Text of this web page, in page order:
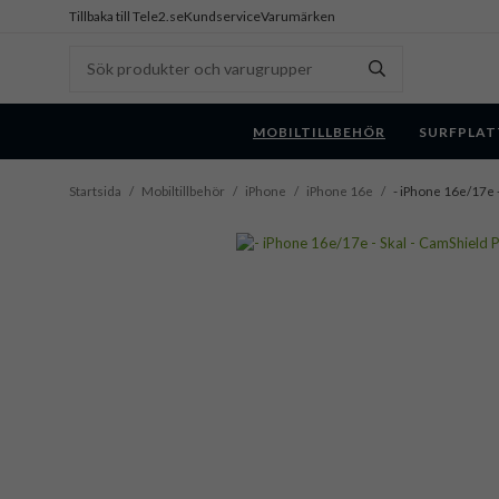
Tillbaka till Tele2.seKundserviceVarumärken
MOBILTILLBEHÖR
Startsida / Mobiltillbehör / iPhone / iPhone 16e / - iPhone 16e/17e